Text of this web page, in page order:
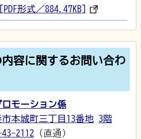
形式／884.47KB]
容に関するお問い合わ
モーション係
市本城町三丁目13番地 3階
2112 （直通）